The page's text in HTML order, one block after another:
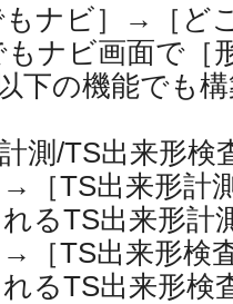
もナビ］→［ど
ナビ画面で［
下の機能でも
測/TS出来形検
→［TS出来形計
るTS出来形計
→［TS出来形検
るTS出来形検